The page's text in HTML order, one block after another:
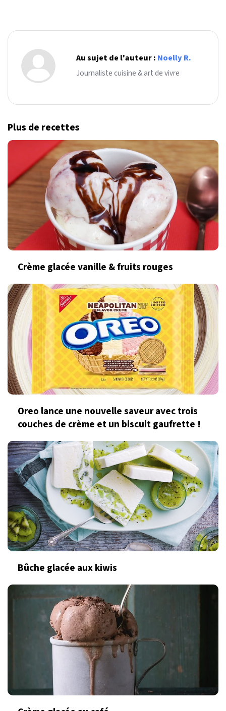
Au sujet de l'auteur : Noelly R.
Journaliste cuisine & art de vivre
Plus de recettes
Crème glacée vanille & fruits rouges
Oreo lance une nouvelle saveur avec trois
couches de crème et un biscuit gaufrette !
Bûche glacée aux kiwis